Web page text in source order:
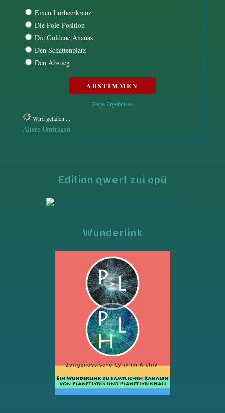
Einen Lorbeerkranz
Die Pole-Position
Die Goldene Ananas
Den Schattenplatz
Den Abstieg
Zeige Ergebnisse
Wird geladen ...
Ältere Umfragen
Edition qwert zui opü
Wunderlink